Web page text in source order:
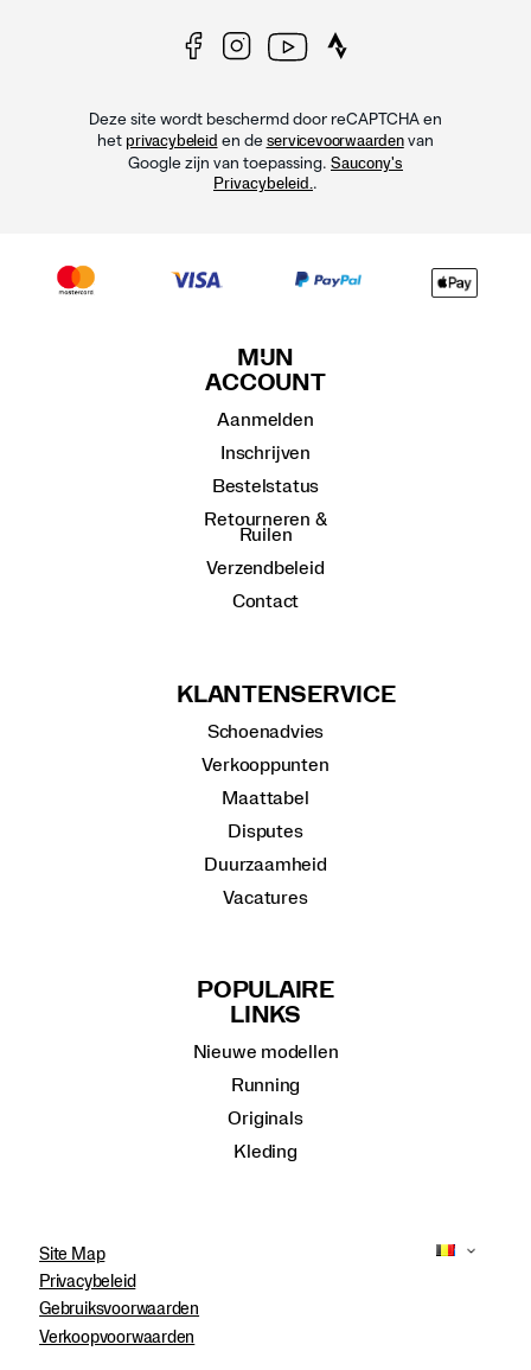
Deze site wordt beschermd door reCAPTCHA en
het privacybeleid en de servicevoorwaardenvan
Google zijn van toepassing. Saucony's
Privacybeleid. .
MIJN
ACCOUNT
Aanmelden
Inschrijven
Bestelstatus
Retourneren &
Ruilen
Verzendbeleid
Contact
KLANTENSERVICE
Schoenadvies
Verkooppunten
Maattabel
Disputes
Duurzaamheid
Vacatures
POPULAIRE
LINKS
Nieuwe modellen
Running
Originals
Kleding
Site Map
Privacybeleid
Gebruiksvoorwaarden
Verkoopvoorwaarden